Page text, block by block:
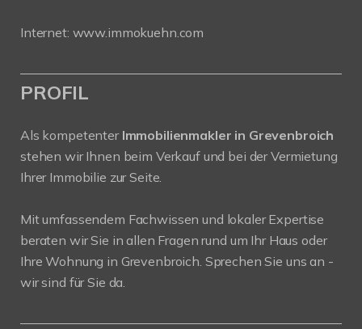
Internet: www.immokuehn.com
PROFIL
Als kompetenter Immobilienmakler in Grevenbroich
stehen wir Ihnen beim Verkauf und bei der Vermietung
Ihrer Immobilie zur Seite.
Mit umfassendem Fachwissen und lokaler Expertise
beraten wir Sie in allen Fragen rund um Ihr Haus oder
Ihre Wohnung in Grevenbroich. Sprechen Sie uns an -
wir sind für Sie da.